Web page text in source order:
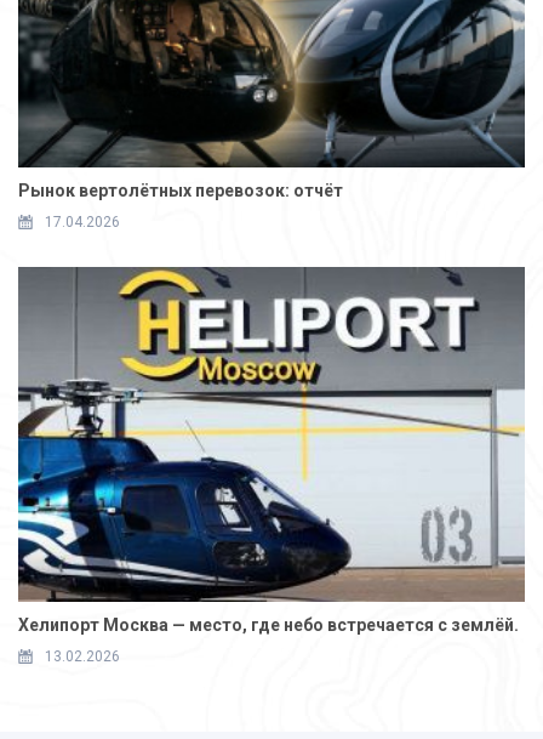
Рынок вертолётных перевозок: отчёт
17.04.2026
Хелипорт Москва — место, где небо встречается с землёй.
13.02.2026